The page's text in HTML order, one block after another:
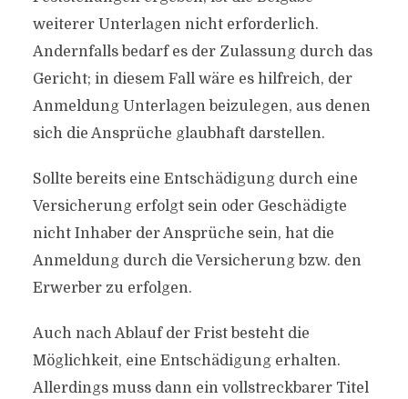
weiterer Unterlagen nicht erforderlich.
Andernfalls bedarf es der Zulassung durch das
Gericht; in diesem Fall wäre es hilfreich, der
Anmeldung Unterlagen beizulegen, aus denen
sich die Ansprüche glaubhaft darstellen.
Sollte bereits eine Entschädigung durch eine
Versicherung erfolgt sein oder Geschädigte
nicht Inhaber der Ansprüche sein, hat die
Anmeldung durch die Versicherung bzw. den
Erwerber zu erfolgen.
Auch nach Ablauf der Frist besteht die
Möglichkeit, eine Entschädigung erhalten.
Allerdings muss dann ein vollstreckbarer Titel